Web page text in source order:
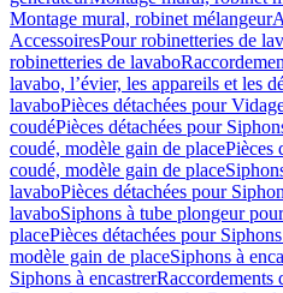
Montage mural, robinet mélangeur
AccessoiresPour robinetteries de
robinetteries de lavabo
lavabo, l’évier, les appareils et les
lavaboPièces détachées pour
coudéPièces détachées pour
coudé, modèle gain de placePièces
coudé, modèle gain de place
lavaboPièces détachées pour
lavaboSiphons à tube plongeur
placePièces détachées pour
modèle gain de placeSiphons à
Siphons à encastrerRaccordements